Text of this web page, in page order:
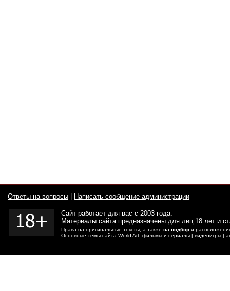
Ответы на вопросы Написать сообщение администрации
Сайт работает для вас с 2003 года.
Материалы сайта предназначены для лиц 18 лет и
Права на оригинальные тексты, а также на подбор и
Основные темы сайта World Art: фильмы и сериалы | видеоигры |